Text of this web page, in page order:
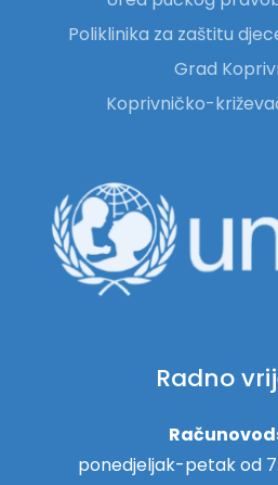
Poliklinika za zaštitu
Grad
Koprivničko-
Radno
ponedjeljak-petak od